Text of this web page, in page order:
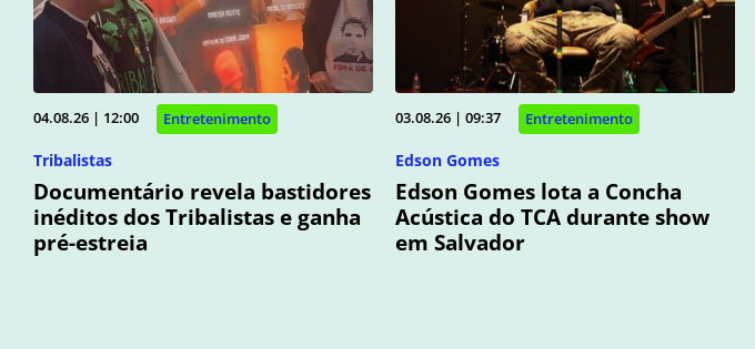
04.08.26 | 12:00 Entretenimento
Tribalistas
Documentário revela bastidores
inéditos dos Tribalistas e ganha
pré-estreia
03.08.26 | 09:37 Entretenimento
Edson Gomes
Edson Gomes lota a Concha
Acústica do TCA durante show
em Salvador